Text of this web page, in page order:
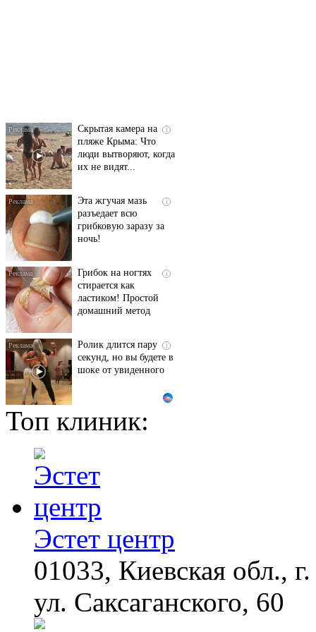
i
Скрытая камера на
пляже Крыма: Что
люди вытворяют, когда
их не видят...
i
Эта жгучая мазь
разъедает всю
грибковую заразу за
ночь!
i
Грибок на ногтях
стирается как
ластиком! Простой
домашний метод
i
Ролик длится пару
секунд, но вы будете в
шоке от увиденного
Ногти будут чистыми!
Домашний метод
Королева вагона
оставит равнодушным
Ржу не переставая, это
видео пересмотришь
Топ клиник:
Эстет центр
01033, Киевская обл.,
ул. Саксаганского, 60